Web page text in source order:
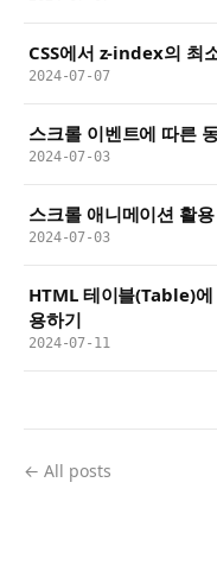
CSS에서 z-index의 최
2024-07-07
스크롤 이벤트에 따른
2024-07-03
스크롤 애니메이션 활
2024-07-03
HTML 테이블(Table)
용하기
2024-07-11
← All posts